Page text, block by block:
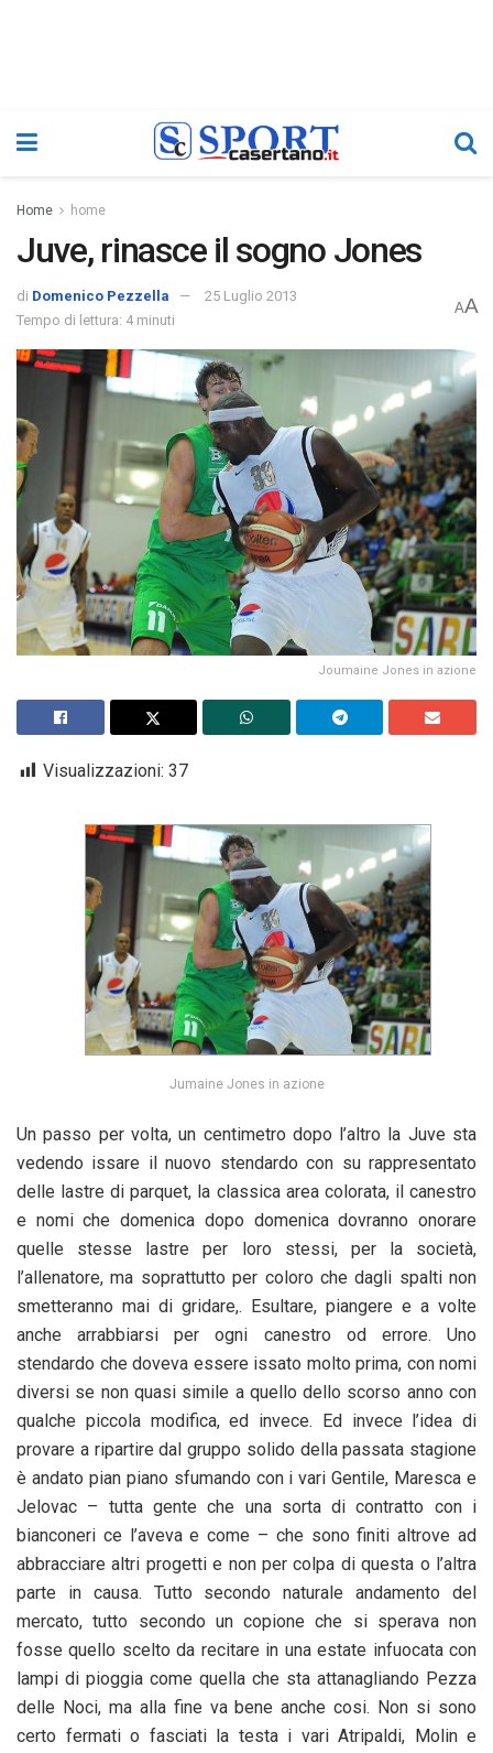
Home home
Juve, rinasce il sogno Jones
di Domenico Pezzella
25 Luglio 2013
Tempo di lettura: 4 minuti
AA
Joumaine Jones in azione
Visualizzazioni: 37
Jumaine Jones in azione
Un passo per volta, un centimetro dopo l’altro la Juve sta
vedendo issare il nuovo stendardo con su rappresentato
delle lastre di parquet, la classica area colorata, il canestro
e nomi che domenica dopo domenica dovranno onorare
quelle stesse lastre per loro stessi, per la società,
l’allenatore, ma soprattutto per coloro che dagli spalti non
smetteranno mai di gridare,. Esultare, piangere e a volte
anche arrabbiarsi per ogni canestro od errore. Uno
stendardo che doveva essere issato molto prima, con nomi
diversi se non quasi simile a quello dello scorso anno con
qualche piccola modifica, ed invece. Ed invece l’idea di
provare a ripartire dal gruppo solido della passata stagione
è andato pian piano sfumando con i vari Gentile, Maresca e
Jelovac – tutta gente che una sorta di contratto con i
bianconeri ce l’aveva e come – che sono finiti altrove ad
abbracciare altri progetti e non per colpa di questa o l’altra
parte in causa. Tutto secondo naturale andamento del
mercato, tutto secondo un copione che si sperava non
fosse quello scelto da recitare in una estate infuocata con
lampi di pioggia come quella che sta attanagliando Pezza
delle Noci, ma alla fine va bene anche cosi. Non si sono
certo fermati o fasciati la testa i vari Atripaldi, Molin e